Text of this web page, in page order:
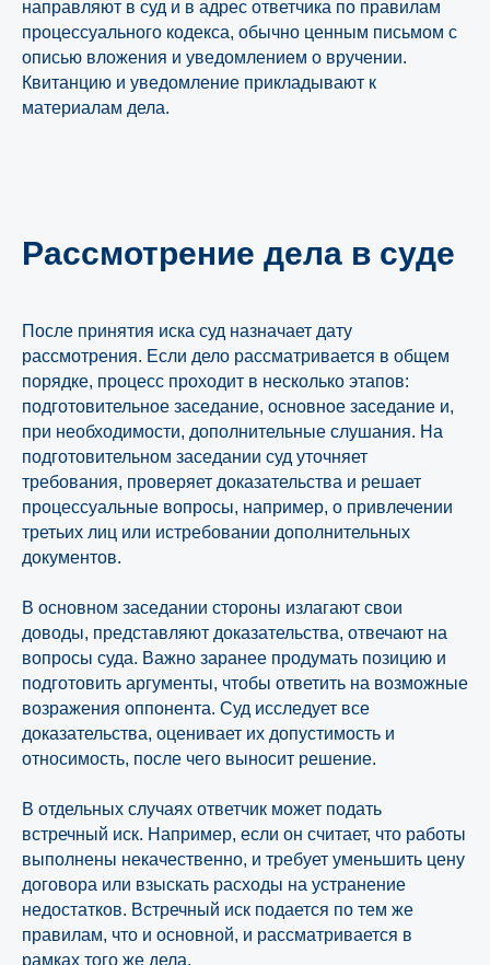
направляют в суд и в адрес ответчика по правилам
процессуального кодекса, обычно ценным письмом с
описью вложения и уведомлением о вручении.
Квитанцию и уведомление прикладывают к
материалам дела.
Рассмотрение дела в суде
После принятия иска суд назначает дату
рассмотрения. Если дело рассматривается в общем
порядке, процесс проходит в несколько этапов:
подготовительное заседание, основное заседание и,
при необходимости, дополнительные слушания. На
подготовительном заседании суд уточняет
требования, проверяет доказательства и решает
процессуальные вопросы, например, о привлечении
третьих лиц или истребовании дополнительных
документов.
В основном заседании стороны излагают свои
доводы, представляют доказательства, отвечают на
вопросы суда. Важно заранее продумать позицию и
подготовить аргументы, чтобы ответить на возможные
возражения оппонента. Суд исследует все
доказательства, оценивает их допустимость и
относимость, после чего выносит решение.
В отдельных случаях ответчик может подать
встречный иск. Например, если он считает, что работы
выполнены некачественно, и требует уменьшить цену
договора или взыскать расходы на устранение
недостатков. Встречный иск подается по тем же
правилам, что и основной, и рассматривается в
рамках того же дела.